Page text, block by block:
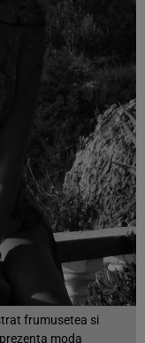
frumusetea si
moda